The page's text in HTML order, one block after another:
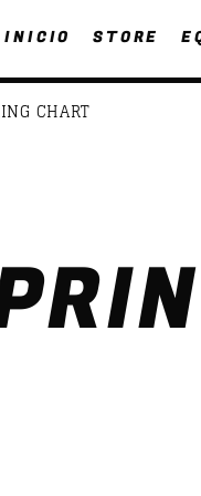
INICIO STORE
CHART